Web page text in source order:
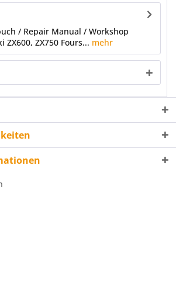
/ Repair Manual / Workshop
ZX600, ZX750 Fours... mehr